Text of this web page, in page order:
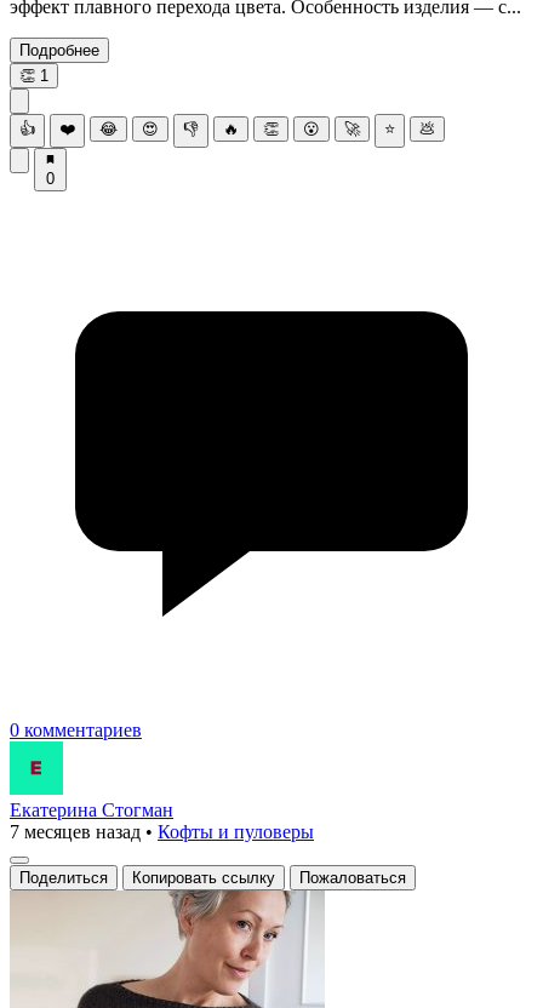
эффект плавного перехода цвета. Особенность изделия — с...
Подробнее
👏 1
👍 ❤️ 😂 😍 👎 🔥 👏 😮 🚀 ⭐ 💩
0
0 комментариев
Екатерина Стогман
7 месяцев назад • Кофты и пуловеры
Поделиться Копировать ссылку Пожаловаться